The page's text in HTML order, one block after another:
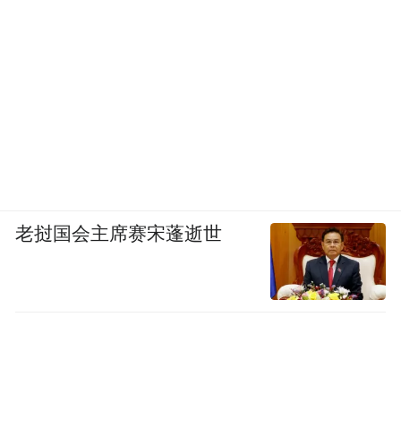
老挝国会主席赛宋蓬逝世